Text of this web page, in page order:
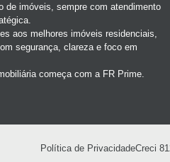
de imóveis, sempre com atendimento
aos melhores imóveis residenciais,
segurança, clareza e foco em
começa com a FR Prime.
Política de PrivacidadeCreci